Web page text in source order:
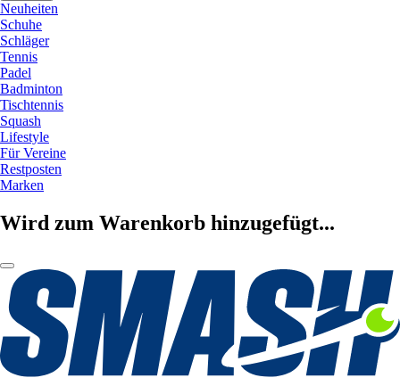
Neuheiten
Schuhe
Schläger
Tennis
Padel
Badminton
Tischtennis
Squash
Lifestyle
Für Vereine
Restposten
Marken
Wird zum Warenkorb hinzugefügt...